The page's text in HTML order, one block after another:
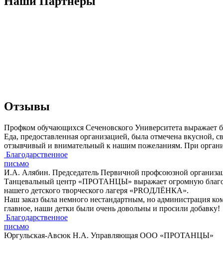
Отзывы
Профком обучающихся Сеченовского Университета выражает
Еда, предоставленная организацией, была отмечена вкусной,
отзывчивый и внимательный к нашим пожеланиям. При
Благодарственное
письмо
И.А. Алябин. Председатель Первичной профсоюзной
Танцевальный центр «ПРОТАНЦЫ» выражает огромную
нашего детского творческого лагеря «PROДЛЁНКА».
Наш заказ была немного нестандартным, но администрация
главное, наши детки были очень довольны и просили добавку!
Благодарственное
письмо
Юргульская-Авсюк Н.А. Управляющая ООО «ПРОТАНЦЫ»